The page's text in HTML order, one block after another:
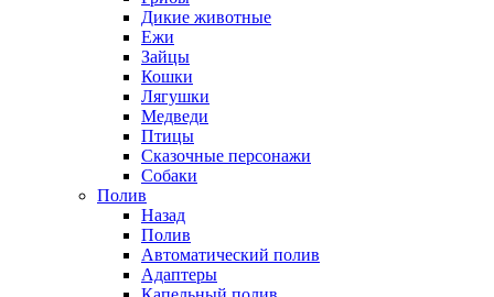
Дикие животные
Ежи
Зайцы
Кошки
Лягушки
Медведи
Птицы
Сказочные персонажи
Собаки
Полив
Назад
Полив
Автоматический полив
Адаптеры